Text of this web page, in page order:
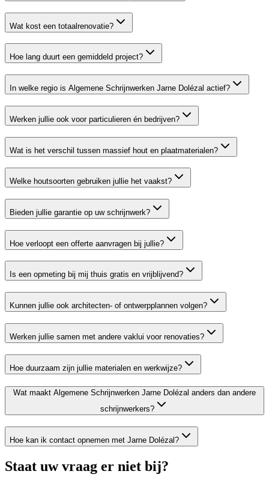
Wat kost een totaalrenovatie?
Hoe lang duurt een gemiddeld project?
In welke regio is Algemene Schrijnwerken Jarne Dolézal actief?
Werken jullie ook voor particulieren én bedrijven?
Wat is het verschil tussen massief hout en plaatmaterialen?
Welke houtsoorten gebruiken jullie het vaakst?
Bieden jullie garantie op uw schrijnwerk?
Hoe verloopt een offerte aanvragen bij jullie?
Is een opmeting bij mij thuis gratis en vrijblijvend?
Kunnen jullie ook architecten- of ontwerpplannen volgen?
Werken jullie samen met andere vaklui voor renovaties?
Hoe duurzaam zijn jullie materialen en werkwijze?
Wat maakt Algemene Schrijnwerken Jarne Dolézal anders dan andere
schrijnwerkers?
Hoe kan ik contact opnemen met Jarne Dolézal?
Staat uw vraag er niet bij?